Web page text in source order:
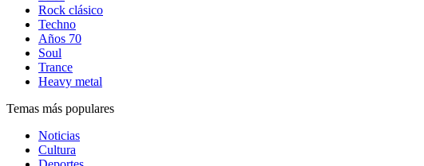
Rock clásico
Techno
Años 70
Soul
Trance
Heavy metal
Temas más populares
Noticias
Cultura